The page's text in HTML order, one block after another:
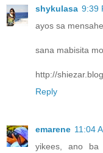
shykulasa 9:39
ayos sa
sana mabisita
http://
Reply
emarene 11:04
yikees, ano